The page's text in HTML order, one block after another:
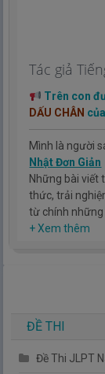
Tác giả
Trên con
DẤU CHÂN
Mình là người
Nhật Đơn Giản
Những bài viết
thức, trải
từ chính những
Hy vọng rằng
+ Xem thêm
ĐỀ THI
Đề Thi JLPT